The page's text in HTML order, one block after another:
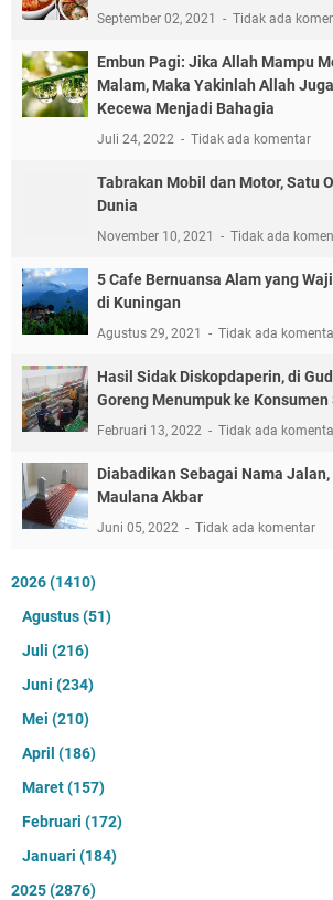
September 02, 2021 Tidak ada
Embun Pagi: Jika Allah Mampu
Malam, Maka Yakinlah Allah
Kecewa Menjadi Bahagia
Juli 24, 2022 Tidak ada komentar
Tabrakan Mobil dan Motor, Satu
Dunia
November 10, 2021 Tidak ada
5 Cafe Bernuansa Alam yang
di Kuningan
Agustus 29, 2021 Tidak ada
Hasil Sidak Diskopdaperin, di
Goreng Menumpuk ke
Februari 13, 2022 Tidak ada
Diabadikan Sebagai Nama
Maulana Akbar
Juni 05, 2022 Tidak ada komentar
2026(1410)
Agustus(51)
Juli (216)
Juni (234)
Mei (210)
April (186)
Maret(157)
Februari (172)
Januari (184)
2025(2876)